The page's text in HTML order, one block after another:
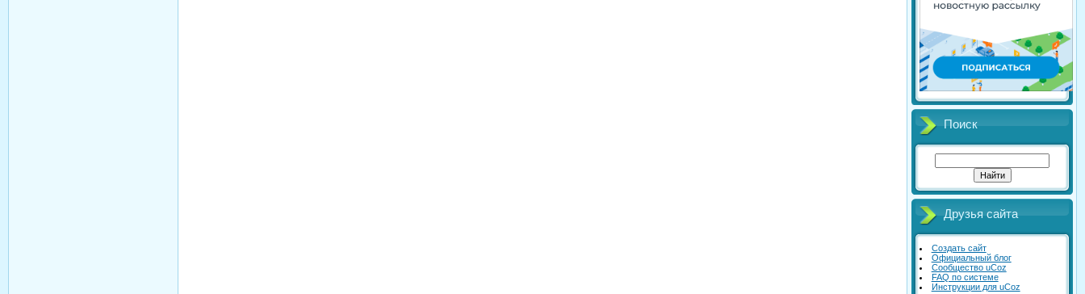
Поиск
Друзья сайта
Создать сайт
Официальный блог
Сообщество uCoz
FAQ по системе
Инструкции для uCoz